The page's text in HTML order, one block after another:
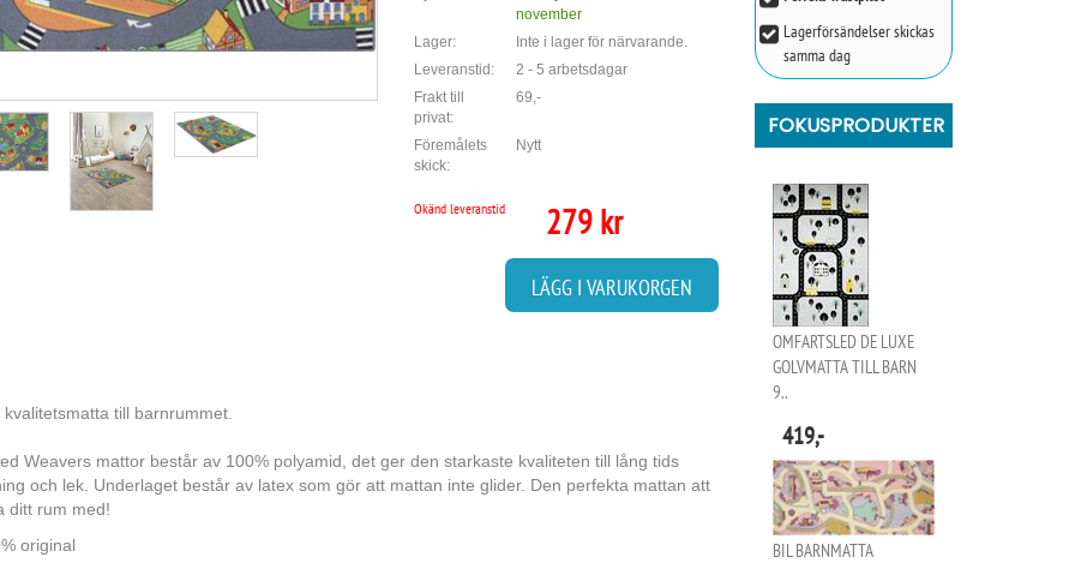
november
Lager:
Inte i lager för närvarande.
Leveranstid:
2 - 5 arbetsdagar
Frakt till
privat:
69,-
Föremålets
skick:
Nytt
Okänd leveranstid 279 kr
LÄGG I VARUKORGEN
till barnrummet.
Weavers mattor består av 100% polyamid, det ger den starkaste kvaliteten till lång tids
och lek. Underlaget består av latex som gör att mattan inte glider. Den perfekta mattan att
ditt rum med!
original
Lagerförsändelser skickas
samma dag
FOKUSPRODUKTER
OMFARTSLED DE LUXE
GOLVMATTA TILL BARN
9..
419,-
BIL BARNMATTA